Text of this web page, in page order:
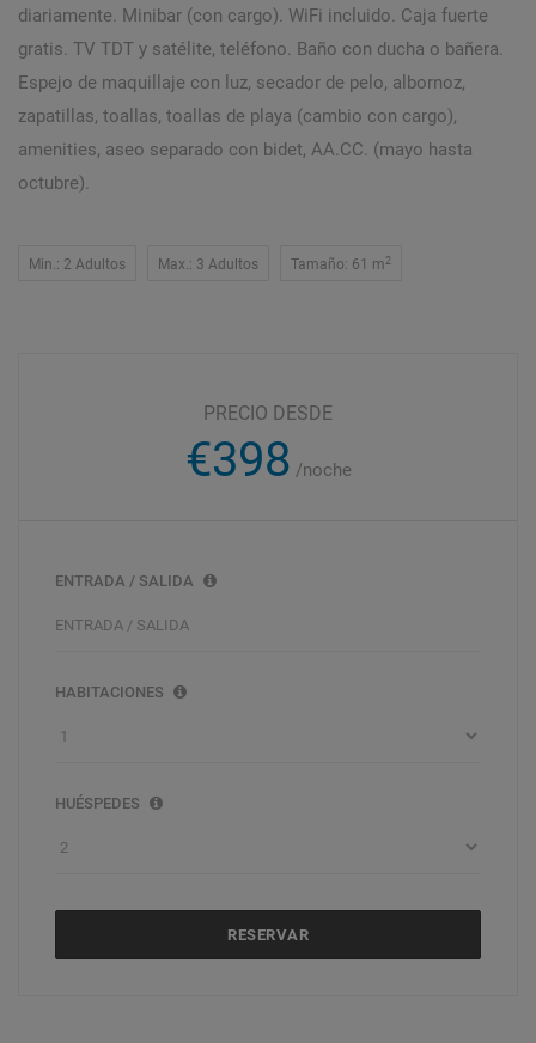
diariamente. Minibar (con cargo). WiFi incluido. Caja fuerte
gratis. TV TDT y satélite, teléfono. Baño con ducha o bañera.
Espejo de maquillaje con luz, secador de pelo, albornoz,
zapatillas, toallas, toallas de playa (cambio con cargo),
amenities, aseo separado con bidet, AA.CC. (mayo hasta
octubre).
Min.: 2 Adultos Max.: 3 Adultos Tamaño: 61 m2
PRECIO DESDE
€398 /noche
ENTRADA / SALIDA
HABITACIONES
HUÉSPEDES
RESERVAR